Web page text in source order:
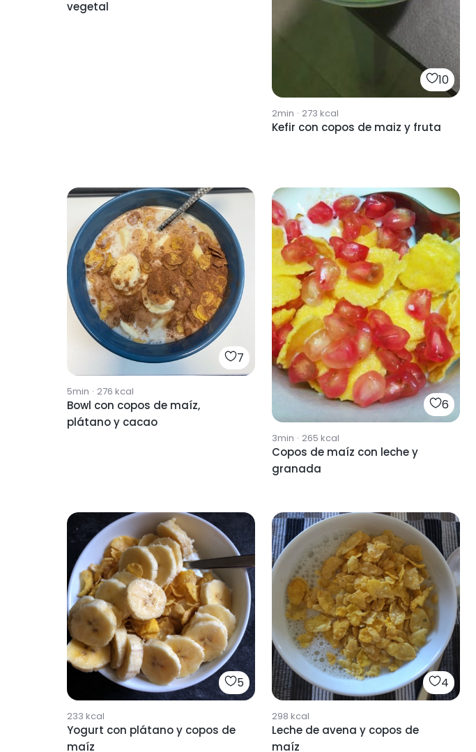
vegetal
10
2min · 273 kcal
Kefir con copos de maiz y fruta
7
5min · 276 kcal
Bowl con copos de maíz,
plátano y cacao
6
3min · 265 kcal
Copos de maíz con leche y
granada
5
233 kcal
Yogurt con plátano y copos de
maíz
4
298 kcal
Leche de avena y copos de
maíz